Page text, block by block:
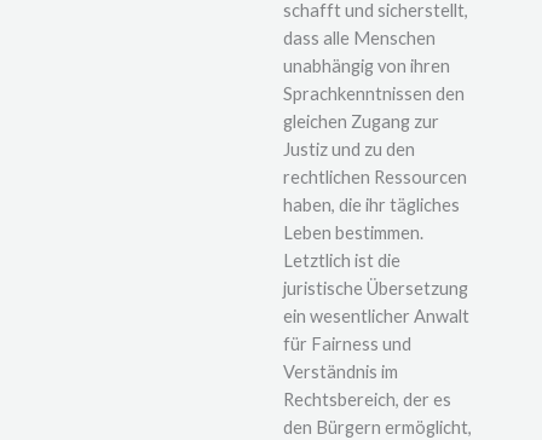
schafft und sicherstellt,
dass alle Menschen
unabhängig von ihren
Sprachkenntnissen den
gleichen Zugang zur
Justiz und zu den
rechtlichen Ressourcen
haben, die ihr tägliches
Leben bestimmen.
Letztlich ist die
juristische Übersetzung
ein wesentlicher Anwalt
für Fairness und
Verständnis im
Rechtsbereich, der es
den Bürgern ermöglicht,